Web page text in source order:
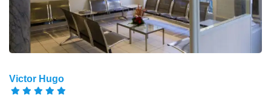
Victor Hugo